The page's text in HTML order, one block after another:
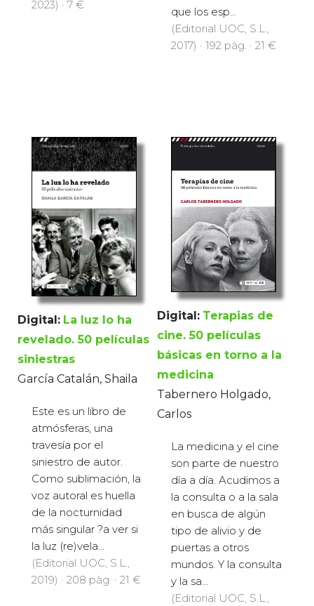
2023) · 7 €
que los esp...
(Editorial UOC, S.L.,
2017) · 192 pàg. · 21 €
Digital: La luz lo ha
revelado. 50 películas
siniestras
García Catalán, Shaila
Este es un libro de
atmósferas, una
travesía por el
siniestro de autor.
Como sublimación, la
voz autoral es huella
de la nocturnidad
más singular ?a ver si
la luz (re)vela...
(Editorial UOC, S.L.,
2019) · 208 pàg. · 21 €
Digital: Terapias de
cine. 50 películas
básicas en torno a la
medicina
Tabernero Holgado,
Carlos
La medicina y el cine
son parte de nuestro
día a día. Acudimos a
la consulta o a la sala
en busca de algún
tipo de alivio y de
puertas a otros
mundos. Y la consulta
y la sa...
(Editorial UOC, S.L.,